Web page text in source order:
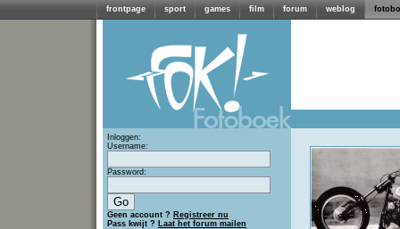
frontpage sport games film forum weblog
Inloggen:
Username:
Password:
Geen account ? Registreer nu
Pass kwijt ? Laat het forum mailen